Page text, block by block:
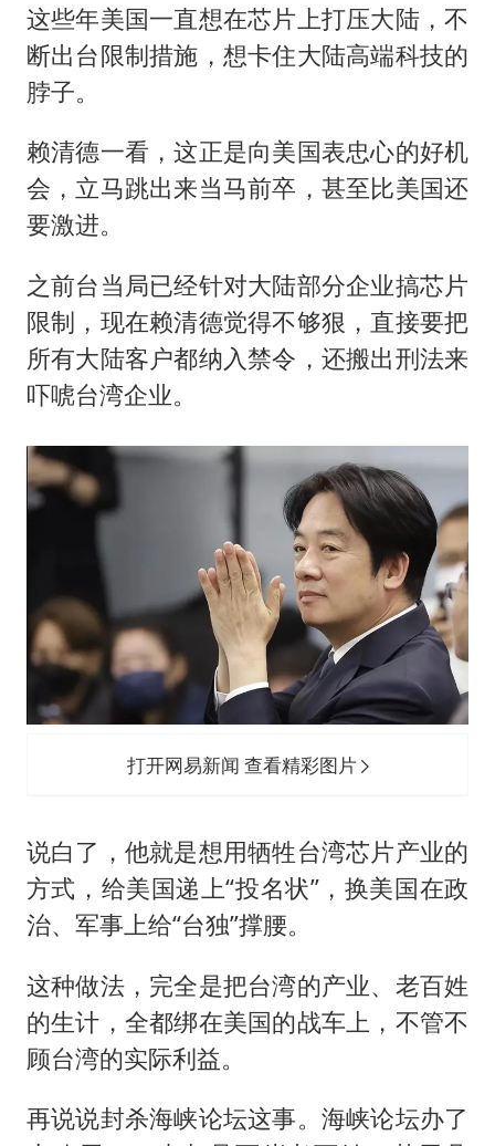
这些年美国一直想在芯片上打压大陆，不
断出台限制措施，想卡住大陆高端科技的
脖子。
赖清德一看，这正是向美国表忠心的好机
会，立马跳出来当马前卒，甚至比美国还
要激进。
之前台当局已经针对大陆部分企业搞芯片
限制，现在赖清德觉得不够狠，直接要把
所有大陆客户都纳入禁令，还搬出刑法来
吓唬台湾企业。
打开网易新闻 查看精彩图片
说白了，他就是想用牺牲台湾芯片产业的
方式，给美国递上“投名状”，换美国在政
治、军事上给“台独”撑腰。
这种做法，完全是把台湾的产业、老百姓
的生计，全都绑在美国的战车上，不管不
顾台湾的实际利益。
再说说封杀海峡论坛这事。海峡论坛办了